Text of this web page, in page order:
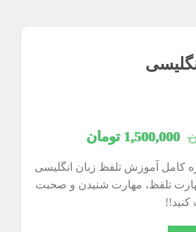
قیمت
اصلی
2,000,000 تومان
بود.
1,500,000 تومان
فعلی
کامل آموزش تلفظ زبان انگلیسی
تلفظ، مهارت شنیدن و صحبت